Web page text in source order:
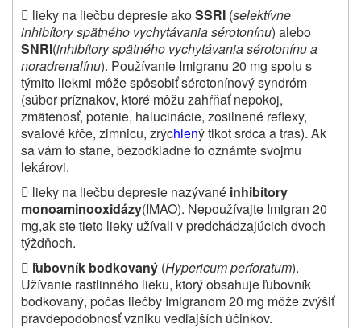
 lieky na liečbu depresie akoSSRI (selektívne
inhibítory spätného vychytávania sérotonínu) alebo
SNRI(inhibítory spätného vychytávania sérotonínu a
noradrenalínu). Používanie Imigranu 20 mg spolu s
týmito liekmi môže spôsobiť sérotonínový syndróm
(súbor príznakov, ktoré môžu zahŕňať nepokoj,
zmätenosť, potenie, halucinácie, zosilnené reflexy,
svalové kŕče, zimnicu, zrýchlený tlkot srdca a tras). Ak
sa vám to stane, bezodkladne to oznámte svojmu
lekárovi.
 lieky na liečbu depresie nazývané inhibítory
monoaminooxidázy(IMAO). Nepoužívajte Imigran 20
mg,ak ste tieto lieky užívali v predchádzajúcich dvoch
týždňoch.
 ľubovník bodkovaný (Hypericum perforatum).
Užívanie rastlinného lieku, ktorý obsahuje ľubovník
bodkovaný, počas liečby Imigranom 20 mg môže zvýšiť
pravdepodobnosť vzniku vedľajších účinkov.